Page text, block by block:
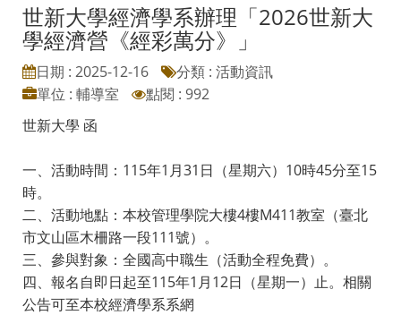
世新大學經濟學系辦理「2026世新大
學經濟營《經彩萬分》」
日期 : 2025-12-16
分類 : 活動資訊
單位 : 輔導室
點閱 : 992
世新大學 函
一、活動時間：115年1月31日（星期六）10時45分至15
時。
二、活動地點：本校管理學院大樓4樓M411教室（臺北
市文山區木柵路一段111號）。
三、參與對象：全國高中職生（活動全程免費）。
四、報名自即日起至115年1月12日（星期一）止。相關
公告可至本校經濟學系系網